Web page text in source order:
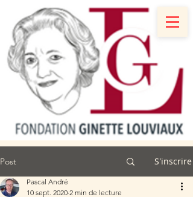
Post S'inscrire
Pascal André
10 sept. 2020 2 min de lecture